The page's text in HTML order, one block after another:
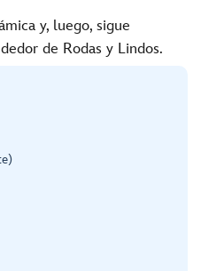
y, luego, sigue
de Rodas y Lindos.